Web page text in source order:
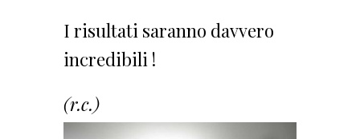
I risultati saranno davvero
incredibili !
(r.c.)